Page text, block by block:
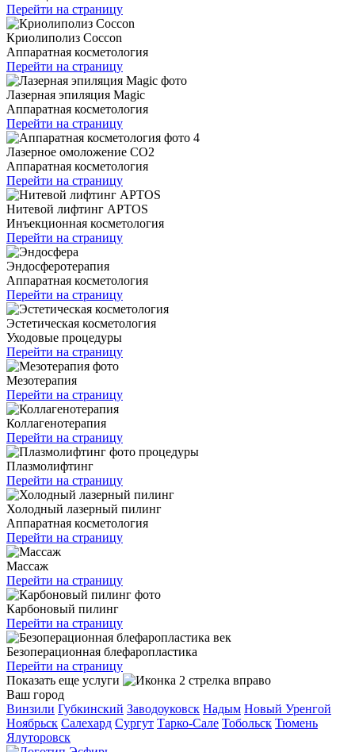
Перейти на страницу
Криолиполиз Coccon
Аппаратная косметология
Перейти на страницу
Лазерная эпиляция Magic
Аппаратная косметология
Перейти на страницу
Лазерное омоложение CO2
Аппаратная косметология
Перейти на страницу
Нитевой лифтинг APTOS
Инъекционная косметология
Перейти на страницу
Эндосферотерапия
Аппаратная косметология
Перейти на страницу
Эстетическая косметология
Уходовые процедуры
Перейти на страницу
Мезотерапия
Перейти на страницу
Коллагенотерапия
Перейти на страницу
Плазмолифтинг
Перейти на страницу
Холодный лазерный пилинг
Аппаратная косметология
Перейти на страницу
Массаж
Перейти на страницу
Карбоновый пилинг
Перейти на страницу
Безоперационная блефаропластика
Перейти на страницу
Показать еще услуги
Ваш город
Винзили Губкинский Заводоуковск Надым Новый Уренгой
Ноябрьск Салехард Сургут Тарко-Сале Тобольск Тюмень
Ялуторовск